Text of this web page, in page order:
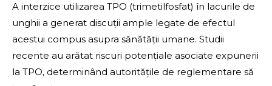
A interzice utilizarea TPO (trimetilfosfat) în lacurile de
unghii a generat discuții ample legate de efectul
acestui compus asupra sănătății umane. Studii
recente au arătat riscuri potențiale asociate expunerii
la TPO, determinând autoritățile de reglementare să